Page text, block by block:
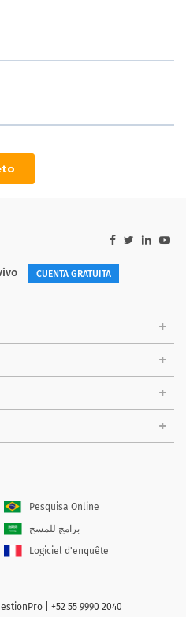
CUENTA GRATUITA
Pesquisa Online
برامج للمسح
Logiciel d'enquête
| +52 55 9990 2040